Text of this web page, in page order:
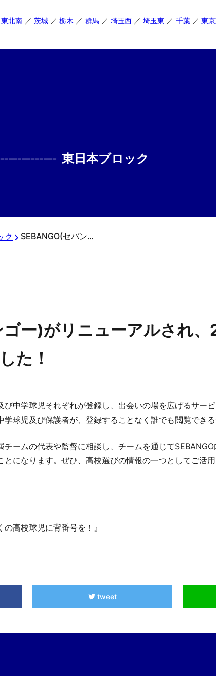
東北南 茨城 栃木 群馬 埼玉西 埼玉東 千葉 東
東日本ブロック
ク SEBANGO(セバンゴー)がリニューアルされ、2025年9月1日に再リリースされました！
ー)がリニューアルされ
た！
び中学球児それぞれが登録し、出会いの場を広げるサー
球児及び保護者が、登録することなく誰でも閲覧できる
ームの代表や監督に相談し、チームを通じて
になります。ぜひ、高校選びの情報の一つとしてご活用
高校球児に背番号を！』
tweet